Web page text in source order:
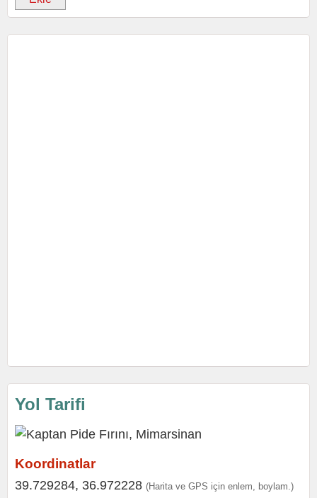
Yol Tarifi
Koordinatlar
39.729284, 36.972228 (Harita ve GPS için enlem, boylam.)